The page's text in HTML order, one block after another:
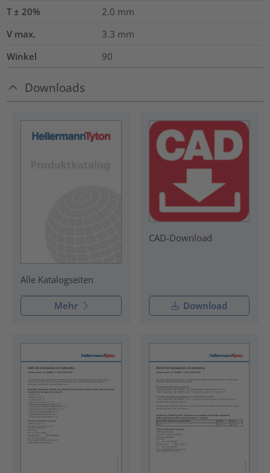
T ± 20% 2.0 mm
V max.
3.3 mm
Winkel
90
Downloads
Alle Katalogseiten
Mehr
CAD-Download
Download